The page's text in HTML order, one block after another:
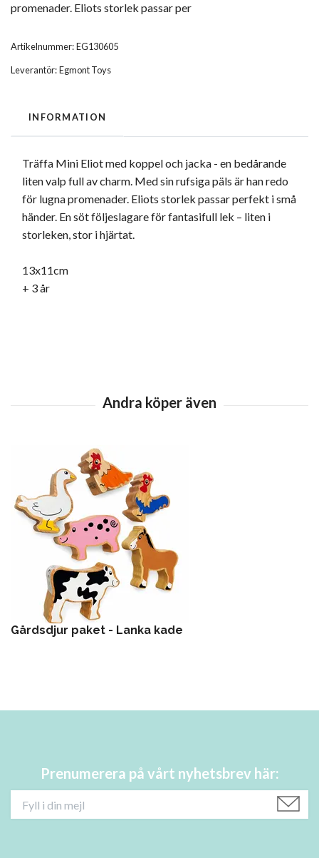
promenader. Eliots storlek passar per
Artikelnummer:EG130605
Leverantör:Egmont Toys
INFORMATION
Träffa Mini Eliot med koppel och jacka - en bedårande
liten valp full av charm. Med sin rufsiga päls är han redo
för lugna promenader. Eliots storlek passar perfekt i små
händer. En söt följeslagare för fantasifull lek – liten i
storleken, stor i hjärtat.
13x11cm
+ 3 år
Gårdsdjur paket - Lanka kade
Prenumerera på vårt nyhetsbrev här: